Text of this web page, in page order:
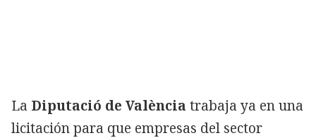
La Diputació de València trabaja ya en una
licitación para que empresas del sector